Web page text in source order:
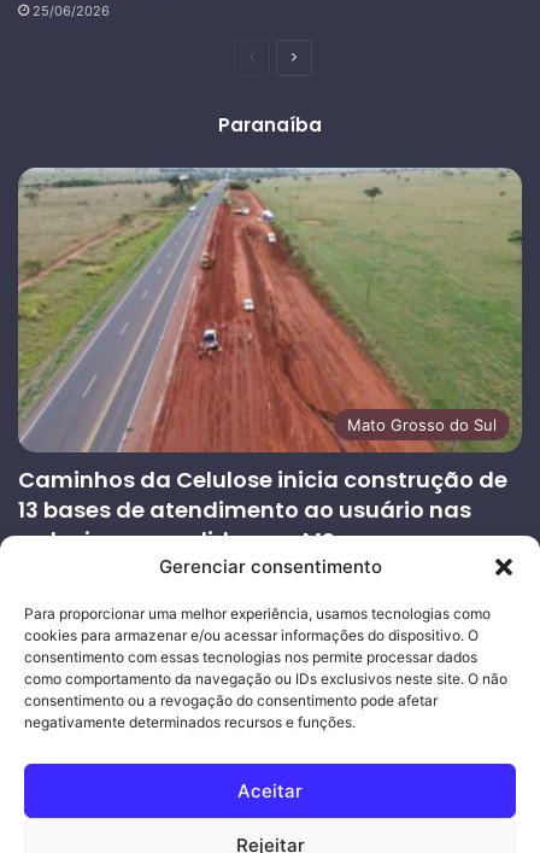
Gerenciar consentimento
Para proporcionar uma melhor experiência, usamos tecnologias como
cookies para armazenar e/ou acessar informações do dispositivo. O
consentimento com essas tecnologias nos permite processar dados
como comportamento da navegação ou IDs exclusivos neste site. O não
consentimento ou a revogação do consentimento pode afetar
negativamente determinados recursos e funções.
Aceitar
Rejeitar
25/06/2026
PáginaPróxima
Paranaíba
Mato Grosso do Sul
Caminhos da Celulose inicia construção de
13 bases de atendimento ao usuário nas
rodovias concedidas em MS
Página
anterior
Próxima
página
Ouro Empresas- Desenvolvimento Web
Joeber Garcia